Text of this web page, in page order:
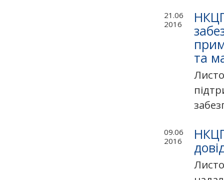
21.06
2016
та
09.06
2016